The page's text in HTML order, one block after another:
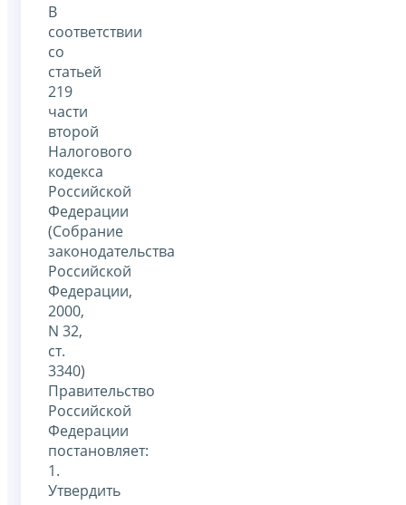
В
соответствии
со
статьей
219
части
второй
Налогового
кодекса
Российской
Федерации
(Собрание
законодательства
Российской
Федерации,
2000,
N 32,
ст.
3340)
Правительство
Российской
Федерации
постановляет:
1.
Утвердить